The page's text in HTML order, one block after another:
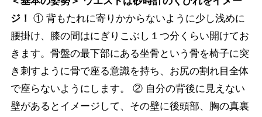
ジ！
① 背もたれに寄りかからないように少し浅めに
腰掛け、膝の間はにぎりこぶし１つ分くらい開けてお
きます。骨盤の最下部にある坐骨という骨を椅子に突
き刺すように骨で座る意識を持ち、お尻の割れ目全体
で座らないようにします。 ② 自分の背後に見えない
壁があるとイメージして、その壁に後頭部、胸の真裏